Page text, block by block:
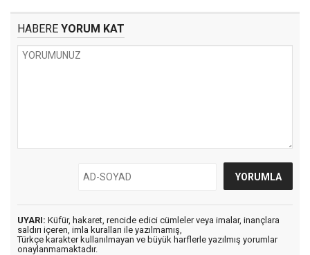
HABERE YORUM KAT
UYARI: Küfür, hakaret, rencide edici cümleler veya imalar, inançlara
saldırı içeren, imla kuralları ile yazılmamış,
Türkçe karakter kullanılmayan ve büyük harflerle yazılmış yorumlar
onaylanmamaktadır.